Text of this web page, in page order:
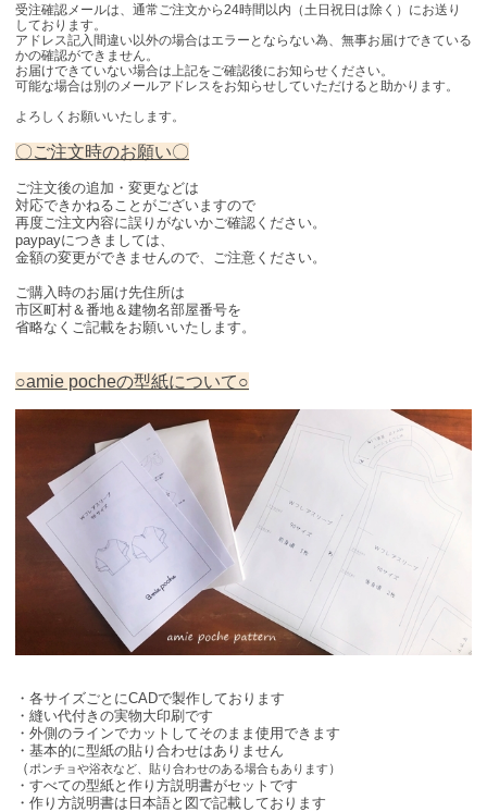
受注確認メールは、通常ご注文から24時間以内（土日祝日は除く）にお送り
しております。
アドレス記入間違い以外の場合はエラーとならない為、無事お届けできている
かの確認ができません。
お届けできていない場合は上記をご確認後にお知らせください。
可能な場合は別のメールアドレスをお知らせしていただけると助かります。
よろしくお願いいたします。
〇ご注文時のお願い〇
ご注文後の追加・変更などは
対応できかねることがございますので
再度ご注文内容に誤りがないかご確認ください。
paypayにつきましては、
金額の変更ができませんので、ご注意ください。
ご購入時のお届け先住所は
市区町村＆番地＆建物名部屋番号を
省略なくご記載をお願いいたします。
○amie pocheの型紙について○
・各サイズごとにCADで製作しております
・縫い代付きの実物大印刷です
・外側のラインでカットしてそのまま使用できます
・基本的に型紙の貼り合わせはありません
（ ポンチョや浴衣など、貼り合わせのある場合もあります）
・すべての型紙と作り方説明書がセットです
・作り方説明書は日本語と図で記載しております